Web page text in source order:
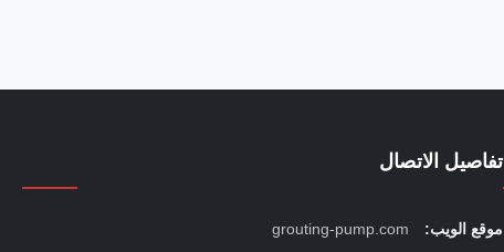
تفاصيل الاتصال
موقع الويب: grouting-pump.com